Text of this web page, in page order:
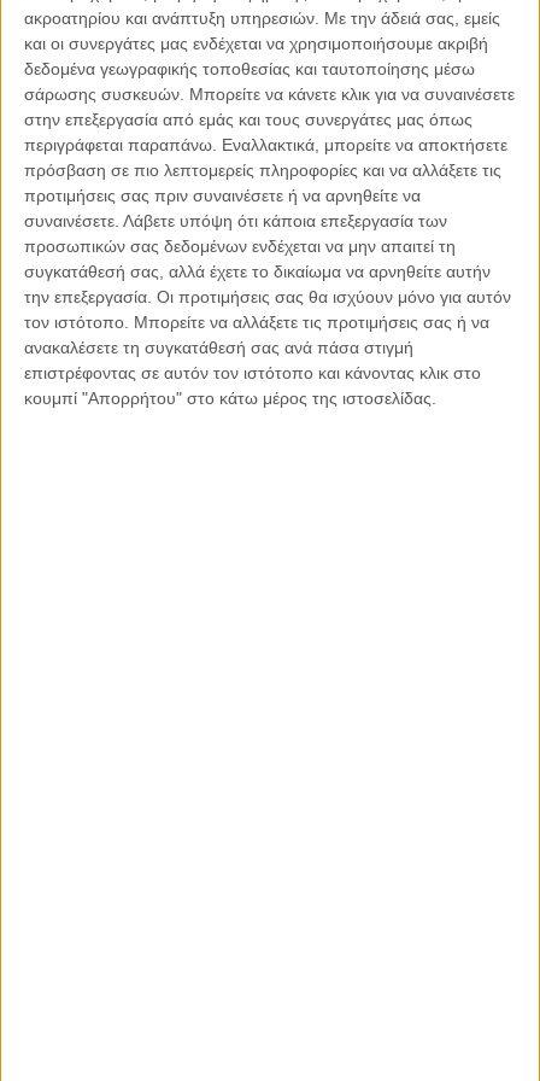
ακροατηρίου και ανάπτυξη υπηρεσιών. Με την άδειά σας, εμείς
και οι συνεργάτες μας ενδέχεται να χρησιμοποιήσουμε ακριβή
δεδομένα γεωγραφικής τοποθεσίας και ταυτοποίησης μέσω
σάρωσης συσκευών. Μπορείτε να κάνετε κλικ για να συναινέσετε
στην επεξεργασία από εμάς και τους συνεργάτες μας όπως
περιγράφεται παραπάνω. Εναλλακτικά, μπορείτε να αποκτήσετε
πρόσβαση σε πιο λεπτομερείς πληροφορίες και να αλλάξετε τις
προτιμήσεις σας πριν συναινέσετε ή να αρνηθείτε να
συναινέσετε. Λάβετε υπόψη ότι κάποια επεξεργασία των
προσωπικών σας δεδομένων ενδέχεται να μην απαιτεί τη
συγκατάθεσή σας, αλλά έχετε το δικαίωμα να αρνηθείτε αυτήν
την επεξεργασία. Οι προτιμήσεις σας θα ισχύουν μόνο για αυτόν
τον ιστότοπο. Μπορείτε να αλλάξετε τις προτιμήσεις σας ή να
ανακαλέσετε τη συγκατάθεσή σας ανά πάσα στιγμή
επιστρέφοντας σε αυτόν τον ιστότοπο και κάνοντας κλικ στο
κουμπί "Απορρήτου" στο κάτω μέρος της ιστοσελίδας.
υπόλοιπες επιλογές, πέραν της στρατιωτικοποίησης,
«δηλαδή το Διεθνές Δίκαιο, οι συνεργασίες στην περιοχή, η
ΕΕ, ο ΟΗΕ» προσφέρονται πολύ πιο αποτελεσματικά για την
αντιμετώπιση της επιθετικής στάσης έναντι της Κύπρου
αλλά και άλλων χωρών. «Δεν είναι δυνατό να χρησιμοποιείς
ρητορική παλικαρισμών αντί για “όπλα” που είναι
αποτελεσματικότερα» υπογράμμισε και χαρακτήρισε τη
συγκεκριμένη αναφορά «δηλώσεις πατριωτικού ρεαλισμού
και ορθολογισμού, όχι για να παραδοθούμε αλλά για να
αντιμετωπίσουμε αποτελεσματικά την τουρκική
επιθετικότητα». Τέλος, τόνισε ότι η Κυπριακή Δημοκρατία
είναι έτοιμη όταν η Ελλάδα το αποφασίσει να προχωρήσουν
σε οριοθέτηση των ΑΟΖ, προσθέτοντας, παράλληλα, ότι η
Λευκωσία κατανοεί απολύτως ότι αυτή τη στιγμή δεν είναι